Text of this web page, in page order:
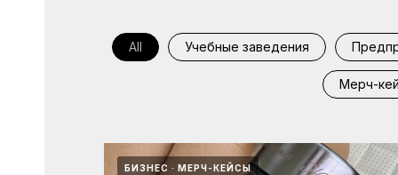
All Учебные заведения
Мерч-
БИЗНЕС МЕРЧ-КЕЙСЫ